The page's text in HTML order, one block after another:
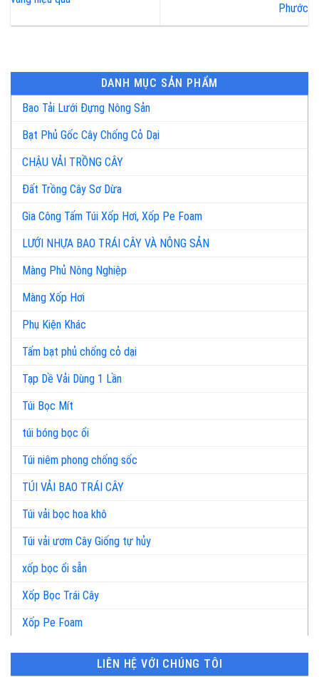
Phước
DANH MỤC SẢN PHẨM
Bao Tải Lưới Đựng Nông Sản
Bạt Phủ Gốc Cây Chống Cỏ Dại
CHẬU VẢI TRỒNG CÂY
Đất Trồng Cây Sơ Dừa
Gia Công Tấm Túi Xốp Hơi, Xốp Pe Foam
LƯỚI NHỰA BAO TRÁI CÂY VÀ NÔNG SẢN
Màng Phủ Nông Nghiệp
Màng Xốp Hơi
Phụ Kiện Khác
Tấm bạt phủ chống cỏ dại
Tạp Dề Vải Dùng 1 Lần
Túi Bọc Mít
túi bóng bọc ổi
Túi niêm phong chống sốc
TÚI VẢI BAO TRÁI CÂY
Túi vải bọc hoa khô
Túi vải ươm Cây Giống tự hủy
xốp bọc ổi sẵn
Xốp Bọc Trái Cây
Xốp Pe Foam
LIÊN HỆ VỚI CHÚNG TÔI